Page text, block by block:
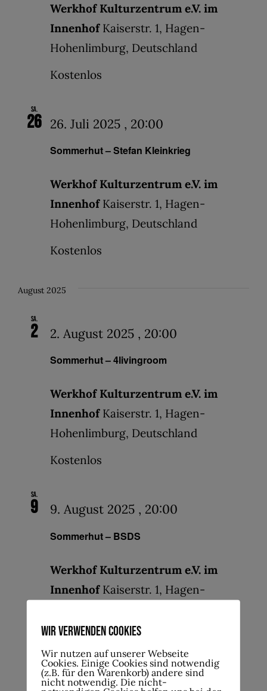
Werkhof Kulturzentrum e.V. im
Innenhof Kaiserstr. 1, Hagen-
Hohenlimburg, Deutschland
Kostenlos
Sa.
26
Sommerhut – Stefan Kleinkrieg
26. Juli 2025 , 20:00
Werkhof Kulturzentrum e.V. im
Innenhof Kaiserstr. 1, Hagen-
Hohenlimburg, Deutschland
Kostenlos
August 2025
Sa.
2
Sommerhut – 4livingroom
2. August 2025 , 20:00
Werkhof Kulturzentrum e.V. im
Innenhof Kaiserstr. 1, Hagen-
Hohenlimburg, Deutschland
Kostenlos
Sa.
9
Sommerhut – BSDS
9. August 2025 , 20:00
Werkhof Kulturzentrum e.V. im
Innenhof Kaiserstr. 1, Hagen-
Kostenlos
23. August 2025 , 20:00
Wir verwenden Cookies
Wir nutzen auf unserer Webseite
Cookies. Einige Cookies sind notwendig
(z.B. für den Warenkorb) andere sind
nicht notwendig. Die nicht-